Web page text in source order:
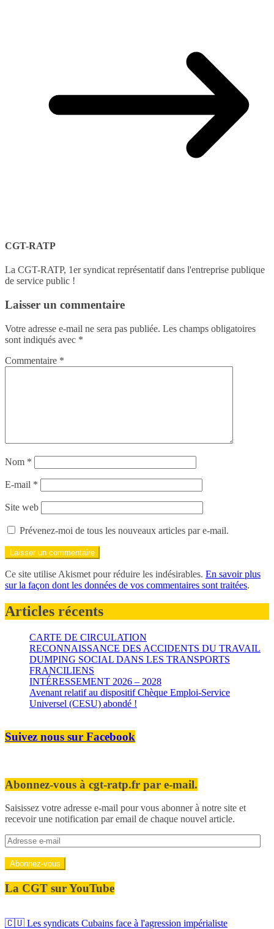
CGT-RATP
La CGT-RATP, 1er syndicat représentatif dans l'entreprise publique
de service public !
Laisser un commentaire
Votre adresse e-mail ne sera pas publiée. Les champs obligatoires
sont indiqués avec *
Commentaire *
Nom *
E-mail *
Site web
Prévenez-moi de tous les nouveaux articles par e-mail.
Ce site utilise Akismet pour réduire les indésirables. En savoir plus
sur la façon dont les données de vos commentaires sont traitées.
Articles récents
CARTE DE CIRCULATION
RECONNAISSANCE DES ACCIDENTS DU TRAVAIL
DUMPING SOCIAL DANS LES TRANSPORTS
FRANCILIENS
INTÉRESSEMENT 2026 – 2028
Avenant relatif au dispositif Chèque Emploi-Service
Universel (CESU) abondé !
Suivez nous sur Facebook
Abonnez-vous à cgt-ratp.fr par e-mail.
Saisissez votre adresse e-mail pour vous abonner à notre site et
recevoir une notification par email de chaque nouvel article.
Adresse
e-
mail
Abonnez-vous
La CGT sur YouTube
🇨🇺 Les syndicats Cubains face à l'agression impérialiste